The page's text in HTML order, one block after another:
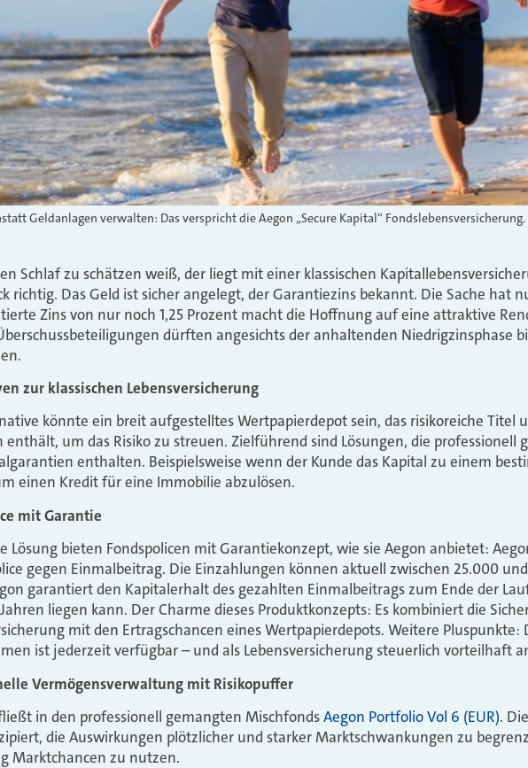
Geldanlagen verwalten: Das verspricht die Aegon „Secure Kapital“ Fondslebensversicherung.
Schlaf zu schätzen weiß, der liegt mit einer klassischen
richtig. Das Geld ist sicher angelegt, der Garantiezins bekannt. Die Sache hat
Zins von nur noch 1,25 Prozent macht die Hoffnung auf eine attraktive
dürften angesichts der anhaltenden Niedrigzinsphase
zur klassischen Lebensversicherung
könnte ein breit aufgestelltes Wertpapierdepot sein, das risikoreiche Titel
enthält, um das Risiko zu streuen. Zielführend sind Lösungen, die professionell
enthalten. Beispielsweise wenn der Kunde das Kapital zu einem
einen Kredit für eine Immobilie abzulösen.
mit Garantie
Lösung bieten Fondspolicen mit Garantiekonzept, wie sie Aegon anbietet:
gegen Einmalbeitrag. Die Einzahlungen können aktuell zwischen 25.000
garantiert den Kapitalerhalt des gezahlten Einmalbeitrags zum Ende der
liegen kann. Der Charme dieses Produktkonzepts: Es kombiniert die
mit den Ertragschancen eines Wertpapierdepots. Weitere Pluspunkte:
ist jederzeit verfügbar – und als Lebensversicherung steuerlich vorteilhaft
Vermögensverwaltung mit Risikopuffer
in den professionell gemangten MischfondsAegon Portfolio Vol 6 (EUR).
die Auswirkungen plötzlicher und starker Marktschwankungen zu
Marktchancen zu nutzen.